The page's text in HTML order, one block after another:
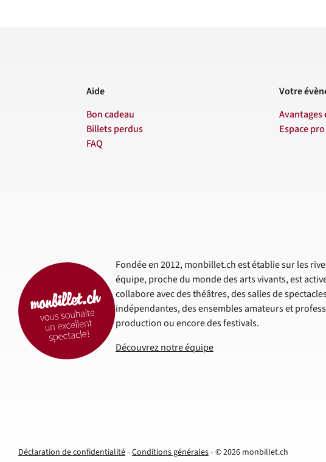
Aide
Bon cadeau
Billets perdus
FAQ
Votre
Espace pro
Fondée en 2012, monbillet.ch est établie sur les
équipe, proche du monde des arts vivants, est
collabore avec des théâtres, des salles de
indépendantes, des ensembles amateurs et
production ou encore des festivals.
Découvrez notre équipe
Déclaration de confidentialité Conditions générales © 2026 monbillet.ch